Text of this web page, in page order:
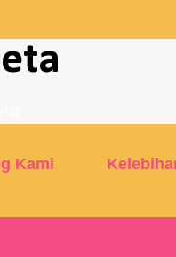
Kami